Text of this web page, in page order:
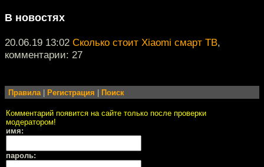
В новостях
20.06.19 13:02 Сколько стоит Xiaomi смарт ТВ,
комментарии: 27
Правила| Регистрация Поиск
Комментарий появится на сайте только после проверки
модератором!
имя:
пароль: